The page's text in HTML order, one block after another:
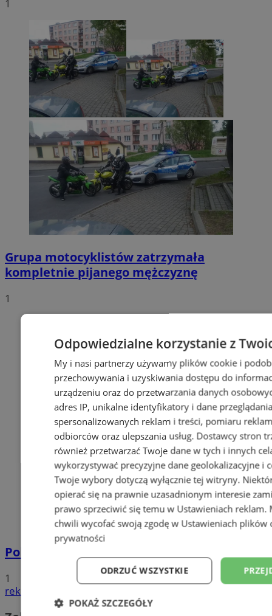
1
Grupa motocyklistów zatrzymała
kompletnie pijanego mężczyznę
1
Policyjna eskorta na porodówkę
1
reklama
Odpowiedzialne korzystanie z
My i nasi partnerzy używamy plików cookie i
przechowywania i uzyskiwania dostępu do
urządzeniu oraz do przetwarzania danych
adres IP, unikalne identyfikatory i dane
spersonalizowanych reklam i treści, pomiaru
odbiorców oraz ulepszania usług. Dostawcy stron
również przetwarzać Twoje dane w tych i innych
wykorzystywać precyzyjne dane geolokalizacyjne i
Twoje wybory dotyczą wyłącznie tej witryny.
opierać się na prawnie uzasadnionym interesie
prawo sprzeciwić się temu w Ustawieniach reklam.
chwili wycofać swoją zgodę w Ustawieniach plików
prywatności
ODRZUĆ WSZYSTKIE
POKAŻ SZCZEGÓŁY